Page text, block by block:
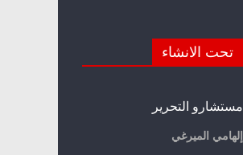
تحت الانشاء
مستشارو التحرير
إلهامي الميرغي